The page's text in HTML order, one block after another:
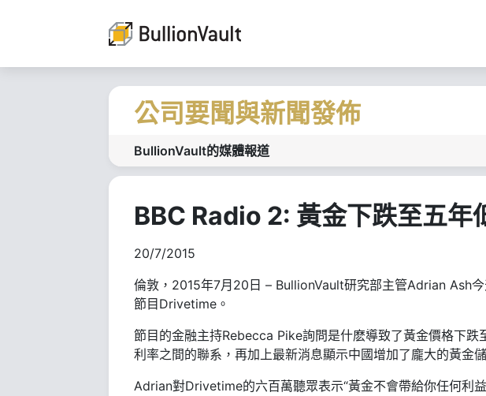
公司要聞與新聞發佈
BullionVault的媒體報道
BBC Radio 2: 黃金下跌至五年
20/7/2015
倫敦，2015年7月20日 – BullionVault研究部主管Adrian Ash
節目Drivetime。
節目的金融主持Rebecca Pike詢問是什麽導致了黃金價格下
利率之間的聯系，再加上最新消息顯示中國增加了龐大的黃金
Adrian對Drivetime的六百萬聽眾表示“黃金不會帶給你任何利